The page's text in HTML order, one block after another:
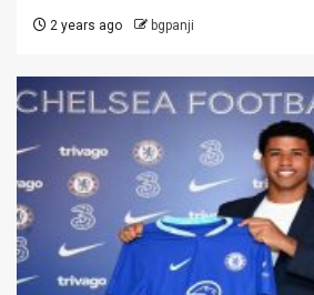
2 years ago bgpanji